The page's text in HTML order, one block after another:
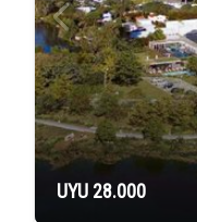
UYU 28.000